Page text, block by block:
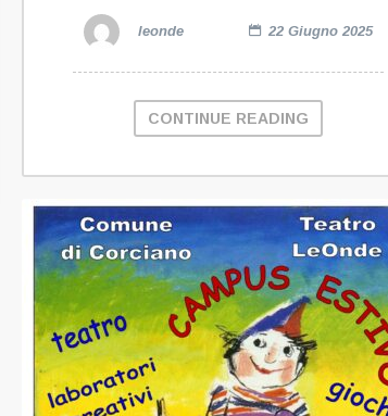
leonde 22 Giugno 2025
CONTINUE READING